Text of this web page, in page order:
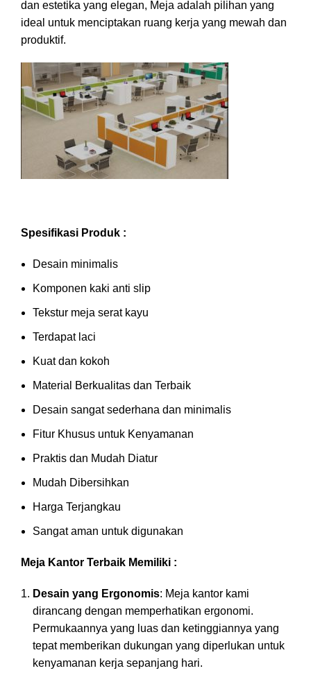
dan estetika yang elegan, Meja adalah pilihan yang
ideal untuk menciptakan ruang kerja yang mewah dan
produktif.
Spesifikasi Produk :
Desain minimalis
Komponen kaki anti slip
Tekstur meja serat kayu
Terdapat laci
Kuat dan kokoh
Material Berkualitas dan Terbaik
Desain sangat sederhana dan minimalis
Fitur Khusus untuk Kenyamanan
Praktis dan Mudah Diatur
Mudah Dibersihkan
Harga Terjangkau
Sangat aman untuk digunakan
Meja Kantor Terbaik Memiliki :
Desain yang Ergonomis: Meja kantor kami
dirancang dengan memperhatikan ergonomi.
Permukaannya yang luas dan ketinggiannya yang
tepat memberikan dukungan yang diperlukan untuk
kenyamanan kerja sepanjang hari.